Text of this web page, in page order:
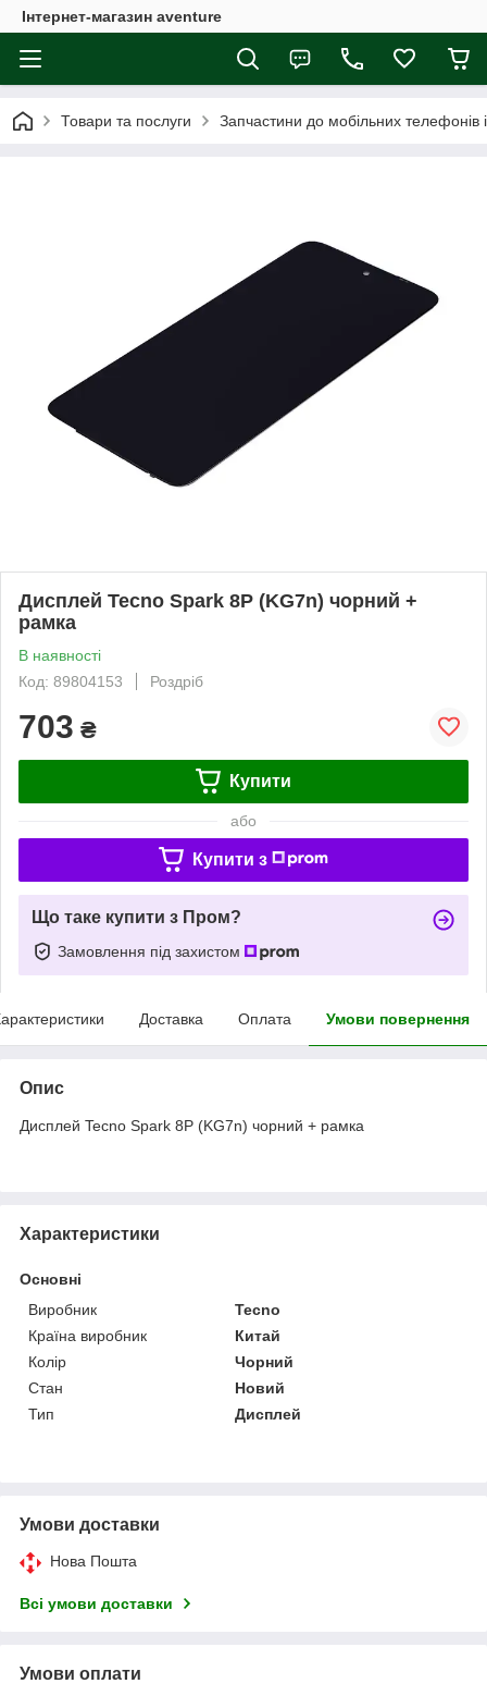
Інтернет-магазин aventure
Товари та послуги Запчастини до мобільних телефонів
Дисплей Tecno Spark 8P (KG7n) чорний +
рамка
В наявності
Код: 89804153
Роздріб
703 ₴
Купити
або
Купити з
Що таке купити з Пром?
Замовлення під захистом
Доставка Оплата Умови повернення
Опис
Дисплей Tecno Spark 8P (KG7n) чорний + рамка
Характеристики
Основні
Виробник
Tecno
Країна виробник
Китай
Колір
Чорний
Стан
Новий
Тип
Дисплей
Умови доставки
Нова Пошта
Всі умови доставки
Умови оплати